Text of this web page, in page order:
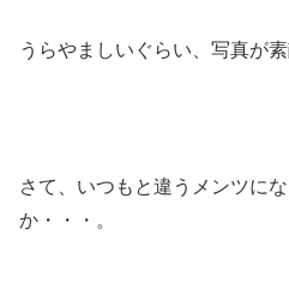
うらやましいぐらい、写真が
さて、いつもと違うメンツに
か・・・。